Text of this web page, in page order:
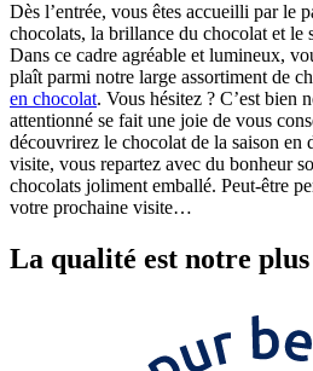
Dès l’entrée, vous êtes accueilli par le
chocolats, la brillance du chocolat et le
Dans ce cadre agréable et lumineux,
plaît parmi notre large assortiment de
en chocolat. Vous hésitez ? C’est bien
attentionné se fait une joie de vous
découvrirez le chocolat de la saison
visite, vous repartez avec du bonheur
chocolats joliment emballé. Peut-être
votre prochaine visite…
La qualité est notre